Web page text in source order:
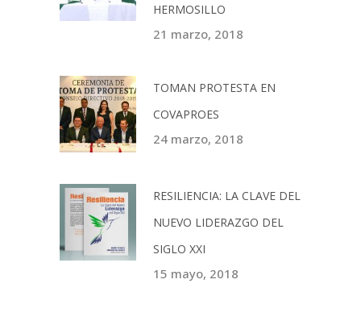
HERMOSILLO
21 marzo, 2018
TOMAN PROTESTA EN
COVAPROES
24 marzo, 2018
RESILIENCIA: LA CLAVE DEL
NUEVO LIDERAZGO DEL
SIGLO XXI
15 mayo, 2018